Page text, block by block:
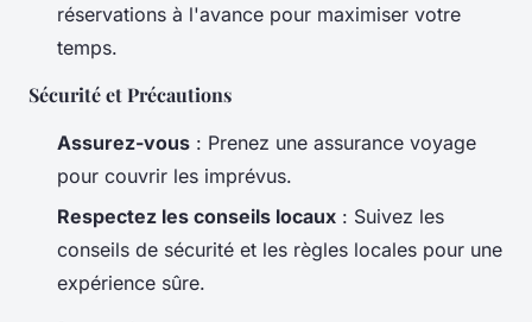
réservations à l'avance pour maximiser votre
temps.
Sécurité et Précautions
Assurez-vous : Prenez une assurance voyage
pour couvrir les imprévus.
Respectez les conseils locaux : Suivez les
conseils de sécurité et les règles locales pour une
expérience sûre.